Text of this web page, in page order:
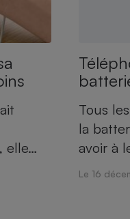
elle…
Tous
la
avoir à
Le 16